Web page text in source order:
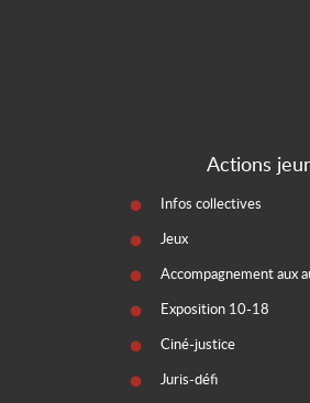
Actions
Infos collectives
Jeux
Accompagnement aux
Exposition 10-18
Ciné-justice
Juris-défi